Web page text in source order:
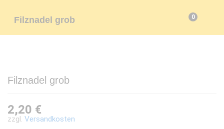
Filznadel grob 0
Filznadel grob
2,20 €
zzgl. Versandkosten